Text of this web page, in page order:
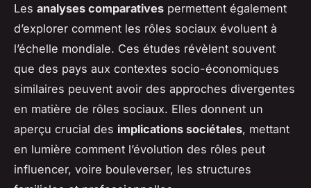
Les analyses comparatives permettent également
d’explorer comment les rôles sociaux évoluent à
l’échelle mondiale. Ces études révèlent souvent
que des pays aux contextes socio-économiques
similaires peuvent avoir des approches divergentes
en matière de rôles sociaux. Elles donnent un
aperçu crucial des implications sociétales, mettant
en lumière comment l’évolution des rôles peut
influencer, voire bouleverser, les structures